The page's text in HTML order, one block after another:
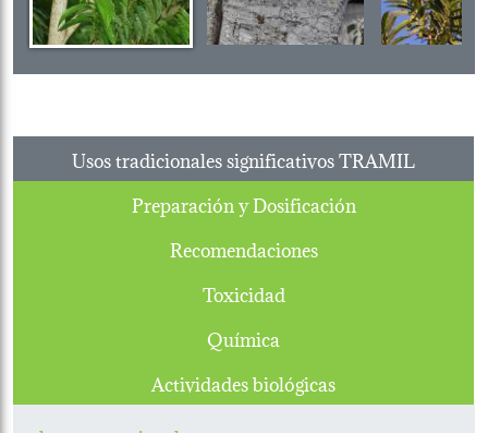
Usos tradicionales significativos TRAMIL
Preparación y Dosificación
Recomendaciones
Toxicidad
Química
Actividades biológicas